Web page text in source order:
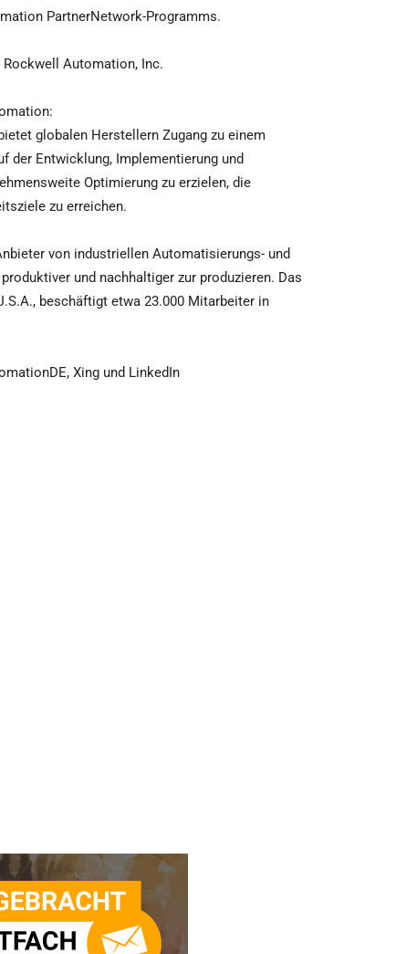
PartnerNetwork-Programms.
Automation, Inc.
globalen Herstellern Zugang zu einem
der Entwicklung, Implementierung und
Optimierung zu erzielen, die
zu erreichen.
von industriellen Automatisierungs- und
und nachhaltiger zur produzieren. Das
beschäftigt etwa 23.000 Mitarbeiter in
Xing und LinkedIn